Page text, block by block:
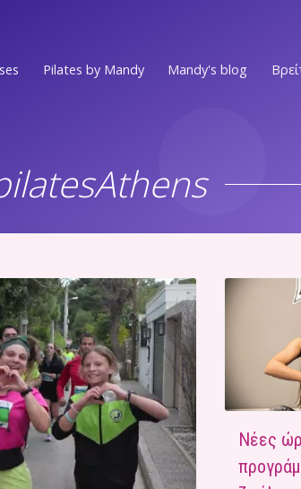
στην καρδιά του Νέου Ψυχικού
γυμναστήριο κοντά στη θάλασσα
δικό του καταπληκτικό χώρο στον
Pilates by Mandy Mandy's blog
MEDIA PRESS
VIDEOS
WORKOUTS
ΟΛΑ ΤΑ ΑΡΘΡΑ
Νέες